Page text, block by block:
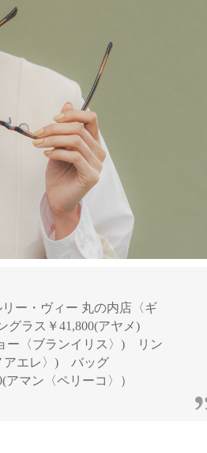
ー・ヴィー 丸の内店〈ギ
グラス￥41,800(アヤメ)
ー〈ブランイリス〉) リン
アエレ〉) バッグ
マン〈ペリーコ〉）